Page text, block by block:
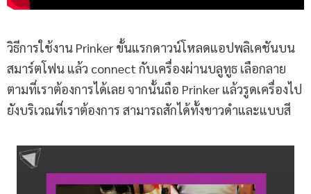
วิธีการใช้งาน Prinker ขั้นแรกดาวน์โหลดแอปพลิเคชันบน
สมาร์ตโฟน แล้ว connect กับเครื่องผ่านบลูทูธ เลือกลาย
ตามที่เราต้องการได้เลย จากนั้นถือ Prinker แล้วรูดเครื่องไป
ยังบริเวณที่เราต้องการ สามารถสักได้ทั้งขาวดำและแบบสี